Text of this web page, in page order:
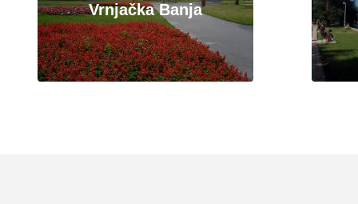
Vrnjačka Banja